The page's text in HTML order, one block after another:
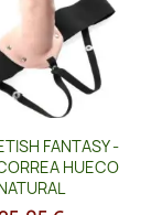
rápida
FANTASY -
HUECO